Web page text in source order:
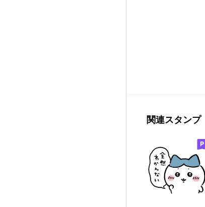
関連スタンプ